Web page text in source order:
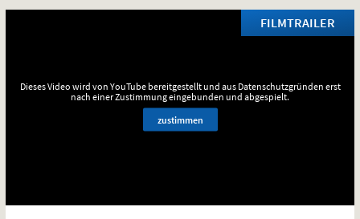
FILMTRAILER
Dieses Video wird von YouTube bereitgestellt und aus Datenschutzgründen erst
nach einer Zustimmung eingebunden und abgespielt.
zustimmen